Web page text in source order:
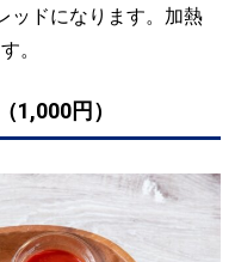
ッドになります。加熱
。
1,000円）